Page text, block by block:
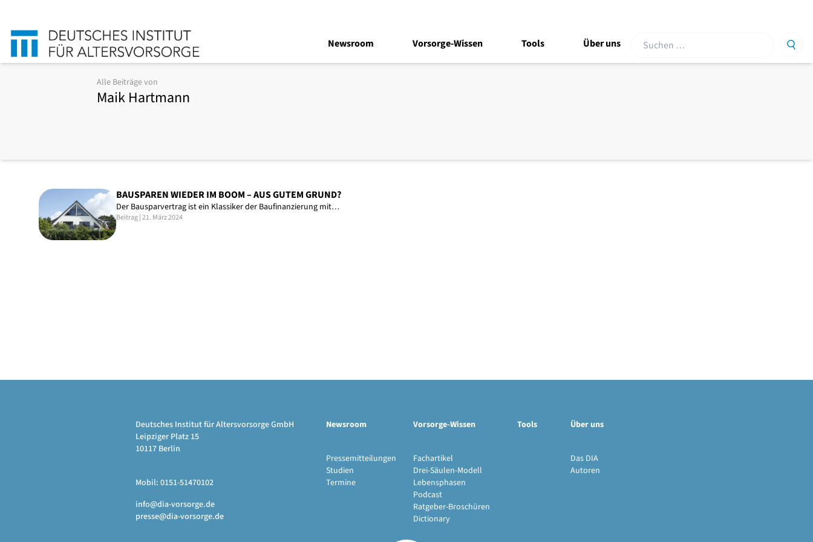
Newsroom Vorsorge-Wissen Tools Über uns
Suche
Alle Beiträge von
Maik Hartmann
BAUSPAREN WIEDER IM BOOM – AUS GUTEM GRUND?
Der Bausparvertrag ist ein Klassiker der Baufinanzierung mit…
Beitrag | 21. März 2024
Deutsches Institut für Altersvorsorge GmbH
Leipziger Platz 15
10117 Berlin
Mobil: 0151-51470102
info@dia-vorsorge.de
presse@dia-vorsorge.de
Newsroom
Pressemitteilungen
Studien
Termine
Vorsorge-Wissen
Fachartikel
Drei-Säulen-Modell
Lebensphasen
Podcast
Ratgeber-Broschüren
Dictionary
Tools Über uns
Das DIA
Autoren